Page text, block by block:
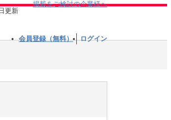
更新
掲載をご検討の企業様へ
会員登録（無料） ログイン